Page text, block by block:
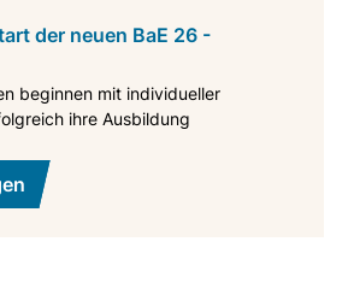
der neuen BaE 26 -
beginnen mit individueller
ihre Ausbildung